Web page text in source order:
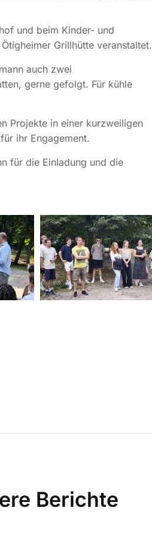
und beim Kinder- und
Grillhütte veranstaltet.
auch zwei
gerne gefolgt. Für kühle
Projekte in einer kurzweiligen
ihr Engagement.
für die Einladung und die
Berichte